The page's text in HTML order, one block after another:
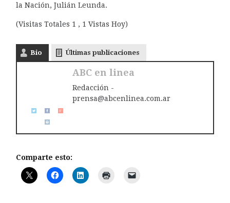
la Nación, Julián Leunda.
(Visitas Totales 1 , 1 Vistas Hoy)
Bio Últimas publicaciones
ABC en linea
Redacción -
prensa@abcenlinea.com.ar
Comparte esto: